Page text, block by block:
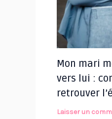
Mon mari
vers lui :
retrouver
Laisser un